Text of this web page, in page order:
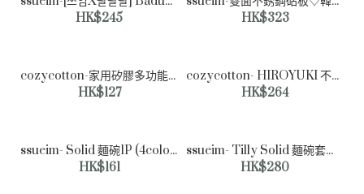
NEOFLAM - SHERBET 20cm 圓形平底鍋
HK$245
HK$323
cozycotton-家用矽膠多功能料理勺（4色） ♡韓國家品廚具
HK$127
cozycotton- HIROYUKI 不銹鋼木柄單手鍋（2size） ♡韓國家品廚具
HK$264
ssueim- Solid 麵碗1P (4color)♡韓國家品碗具
HK$161
ssueim- Tilly Solid 麵碗套裝2P (4色)♡韓國家品碗具
HK$280